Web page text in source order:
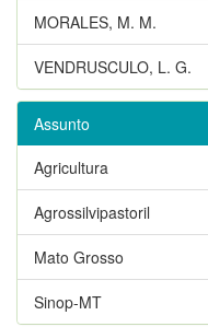
MORALES, M. M.
VENDRUSCULO, L. G.
Assunto
Agricultura
Agrossilvipastoril
Mato Grosso
Sinop-MT